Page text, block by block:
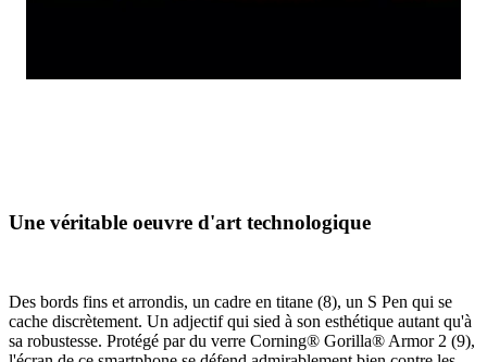
Une véritable oeuvre d'art technologique
Des bords fins et arrondis, un cadre en titane (8), un S Pen qui se
cache discrètement. Un adjectif qui sied à son esthétique autant qu'à
sa robustesse. Protégé par du verre Corning® Gorilla® Armor 2 (9),